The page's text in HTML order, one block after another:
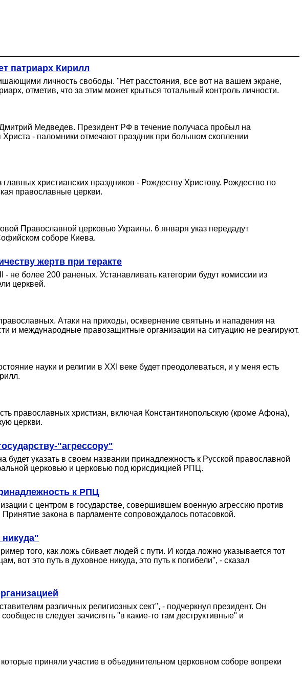
патриарх Кирилл
личность свободы. "Нет расстояния, все вот на вашем экране,
отметив, что за этим может крыться тотальный контроль личности.
Медведев. Президент РФ в течение получаса пробыл на
- паломники отмечают праздник при большом скоплении
христианских праздников - Рождеству Христову. Рождество по
православные церкви.
Православной церковью Украины. 6 января указ передадут
соборе Киева.
жертв при теракте
не более 200 раненых. Устанавливать категории будут комиссии из
церквей.
Атаки на приходы, осквернение святынь и нападения на
и международные правозащитные организации на ситуацию не реагируют.
науки и религии в XXI веке будет преодолеваться, и у меня есть
православных христиан, включая Константинопольскую (кроме Афона),
церкви.
"агрессору"
будет указать в своем названии принадлежность к Русской православной
церковью и церковью под юрисдикцией РПЦ.
к РПЦ
с центром в государстве, совершившем военную агрессию против
закона в парламенте сопровождалось потасовкой.
того, как ложь сбивает людей с пути. И когда ложно указывается тот
вот это путь в духовное никуда, это путь к погибели", - сказал
различных религиозных сект", - подчеркнул президент. Он
следует зачислять "в какие-то там деструктивные" и
приняли участие в объединительном церковном соборе вопреки